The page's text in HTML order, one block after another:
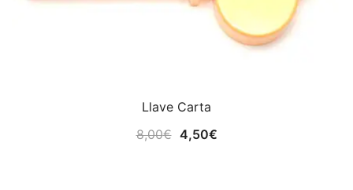
Llave Carta
8,00€ El
4,50€El